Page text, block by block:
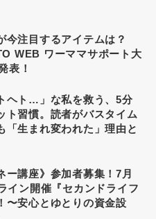
今注目するアイテムは？
WEB ワーママサポート大
表！
ヘト…」な私を救う、5分
ト習慣。読者がバスタイム
「生まれ変われた」理由と
ー講座》参加者募集！7月
イン開催『セカンドライフ
〜安心とゆとりの資金設